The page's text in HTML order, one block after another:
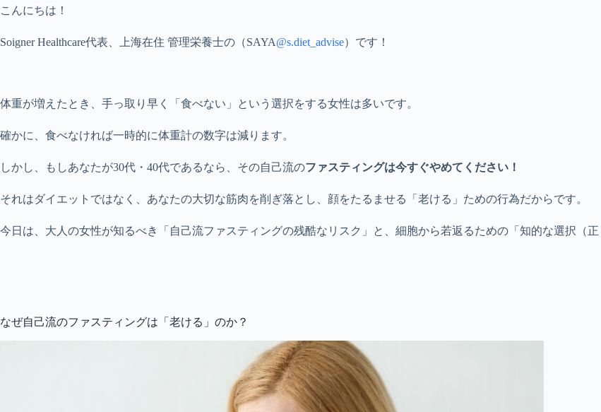
こんにちは！
Soigner Healthcare代表、上海在住 管理栄養士の（SAYA@s.diet_advise）です！
体重が増えたとき、手っ取り早く「食べない」という選択をする女性は多いです。
確かに、食べなければ一時的に体重計の数字は減ります。
しかし、もしあなたが30代・40代であるなら、その自己流のファスティングは今すぐやめてください！
それはダイエットではなく、あなたの大切な筋肉を削ぎ落とし、顔をたるませる「老ける」ための行為だからです。
今日は、大人の女性が知るべき「自己流ファスティングの残酷なリスク」と、細胞から若返るための「知的な選択（
なぜ自己流のファスティングは「老ける」のか？